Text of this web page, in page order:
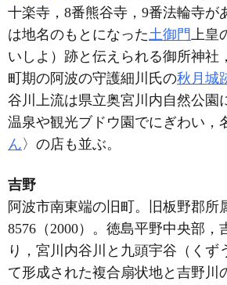
十楽寺，8番熊谷寺，9番法輪寺が
は地名のもとになった 土御門 上
いしよ）跡と伝えられる御所神社
町期の阿波の守護細川氏の秋月城
谷川上流は県立奥宮川内自然公園
温泉や観光ブドウ園でにぎわい，
ん〉の店も並ぶ。
吉野
阿波市南東端の旧町。旧板野郡所
8576（2000）。徳島平野中央部，
り，宮川内谷川と九頭宇谷（くず
て形成された複合扇状地と吉野川